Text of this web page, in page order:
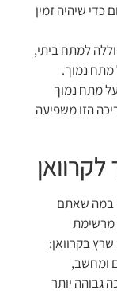
שיהיה זמין
למתח ביתי,
מתח נמוך.
מתח נמוך
הזו משפיעה
במה שאתם
מרשימת
בקרוואן:
ומחשב,
גבוהה יותר